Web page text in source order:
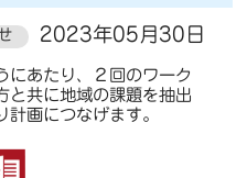
2023年05月30日
にあたり、２回のワーク
と共に地域の課題を抽出
計画につなげます。